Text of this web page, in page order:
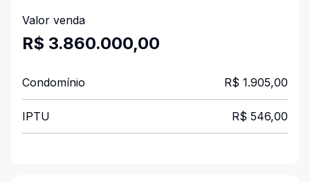
Valor venda
R$ 3.860.000,00
Condomínio R$ 1.905,00
IPTU R$ 546,00